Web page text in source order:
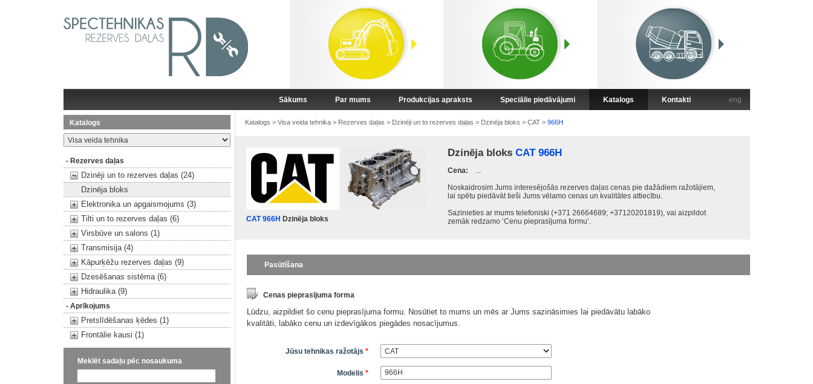
Sākums Par mums Produkcijas apraksts Speciālie piedāvājumi Katalogs Kontakti eng
Katalogs
- Rezerves daļas
Dzinēji un to rezerves daļas (24)
Dzinēja bloks
Elektronika un apgaismojums (3)
Tilti un to rezerves daļas (6)
Virsbūve un salons (1)
Transmisija (4)
Kāpurķēžu rezerves daļas (9)
Dzesēšanas sistēma (6)
Hidraulika (9)
- Aprīkojums
Pretslīdēšanas ķēdes (1)
Frontālie kausi (1)
Meklēt sadaļu pēc nosaukuma
Katalogs > Visa veida tehnika> Rezerves daļas > Dzinēji un to rezerves daļas > Dzinēja bloks > CAT> 966H
CAT 966H Dzinēja bloks
Dzinēja bloks CAT 966H
Cena: ...
Noskaidrosim Jums interesējošās rezerves daļas cenas pie dažādiem ražotājiem,
lai spētu piedāvāt tieši Jums vēlamo cenas un kvalitātes attiecību.
Sazinieties ar mums telefoniski (+371 26664689; +37120201819), vai aizpildot
zemāk redzamo ‘Cenu pieprasījuma formu’.
Pasūtīšana
Cenas pieprasījuma forma
Lūdzu, aizpildiet šo cenu pieprasījuma formu. Nosūtiet to mums un mēs ar Jums sazināsimies lai piedāvātu labāko
kvalitāti, labāko cenu un izdevīgākos piegādes nosacījumus.
Jūsu tehnikas ražotājs *
Modelis *